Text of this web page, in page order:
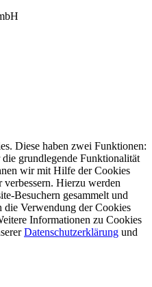
Diese haben zwei Funktionen:
grundlegende Funktionalität
wir mit Hilfe der Cookies
Hierzu werden
Besuchern gesammelt und
die Verwendung der Cookies
Informationen zu Cookies
Datenschutzerklärung und